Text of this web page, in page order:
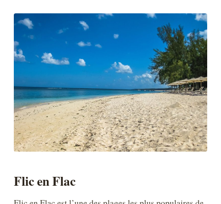
Flic en Flac